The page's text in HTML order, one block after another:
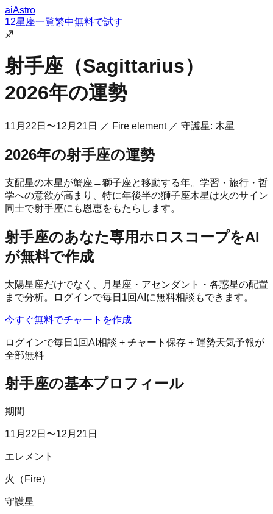
aiAstro
12星座一覧繁中無料で試す
♐
射手座 （Sagittarius）
2026年の運勢
11月22日〜12月21日 ／ Fire element ／ 守護星: 木星
2026年の射手座の運勢
支配星の木星が蟹座→獅子座と移動する年。学習・旅行・哲
学への意欲が高まり、特に年後半の獅子座木星は火のサイン
同士で射手座にも恩恵をもたらします。
射手座のあなた専用ホロスコープをAI
が無料で作成
太陽星座だけでなく、月星座・アセンダント・各惑星の配置
まで分析。ログインで毎日1回AIに無料相談もできます。
今すぐ無料でチャートを作成
ログインで毎日1回AI相談 + チャート保存 + 運勢天気予報が
全部無料
射手座の基本プロフィール
期間
11月22日〜12月21日
エレメント
火（Fire）
守護星